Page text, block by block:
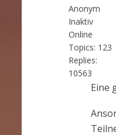
Anonym
Inaktiv
Online
Topics: 123
Replies:
10563
Eine